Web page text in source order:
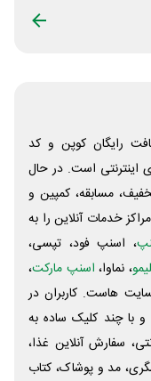
رایگان کوپن و کد
اینترنتی است. در حال
مسابقه، کمپین و
خدمات آنلاین را به
، اسنپ فود، تپسی،
، نماوا، اسنپ مارکت،
‌هاست. کاربران در
و با چند کلیک ساده به
سفارش آنلاین غذا،
مد و پوشاک، کتاب